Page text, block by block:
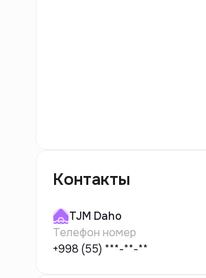
Контакты
TJM Daho
Телефон номер
+998 (55) ***-**-**